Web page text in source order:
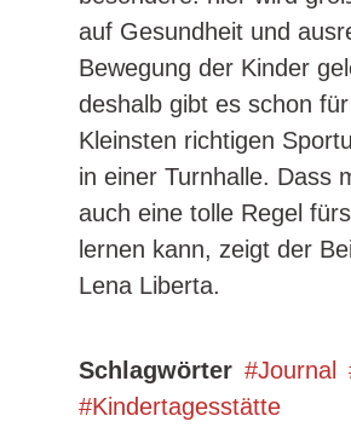
auf Gesundheit und
Bewegung der Kinder
deshalb gibt es schon
Kleinsten richtigen
in einer Turnhalle. Dass
auch eine tolle Regel
lernen kann, zeigt der
Lena Liberta.
Schlagwörter Journal
Kindertagesstätte